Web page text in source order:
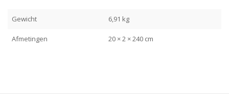
Gewicht 6,91 kg
Afmetingen 20 × 2 × 240 cm